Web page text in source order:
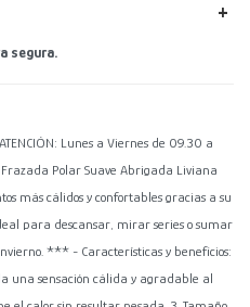
segura.
Lunes a Viernes de 09.30 a
Frazada Polar Suave Abrigada Liviana
más cálidos y confortables gracias a su
para descansar, mirar series o sumar
*** - Características y beneficios:
una sensación cálida y agradable al